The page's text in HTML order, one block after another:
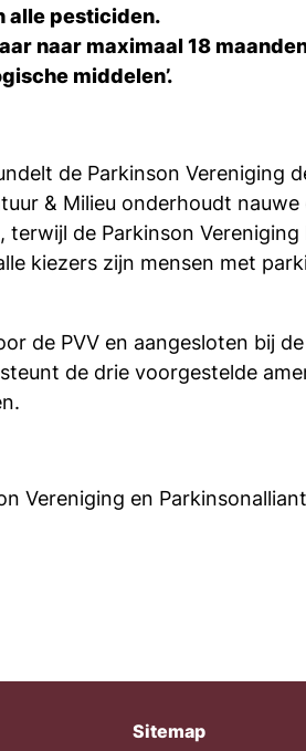
alle pesticiden.
naar maximaal 18
middelen’.
de Parkinson Vereniging
& Milieu onderhoudt
de Parkinson
kiezers zijn mensen met
de PVV en aangesloten bij
de drie voorgestelde
Vereniging en
Sitemap